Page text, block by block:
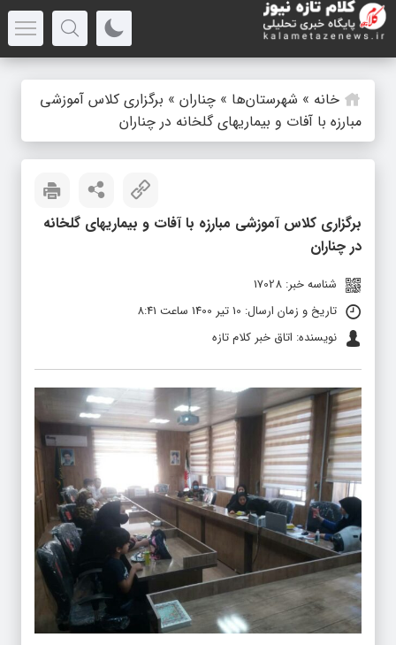
خانه » شهرستان‌ها » چناران » برگزاری کلاس آموزشی
مبارزه با آفات و بیماریهای گلخانه در چناران
برگزاری کلاس آموزشی مبارزه با آفات و بیماریهای گلخانه
در چناران
شناسه خبر: 17028
تاریخ و زمان ارسال: 10 تیر 1400 ساعت 8:41
نویسنده: اتاق خبر کلام تازه